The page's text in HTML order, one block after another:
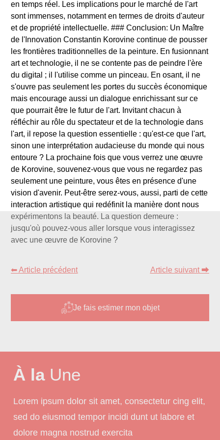
en temps réel. Les implications pour le marché de l'art
sont immenses, notamment en termes de droits d'auteur
et de propriété intellectuelle. ### Conclusion: Un Maître
de l'Innovation Constantin Korovine continue de pousser
les frontières traditionnelles de la peinture. En fusionnant
art et technologie, il ne se contente pas de peindre l'ère
du digital ; il l'utilise comme un pinceau. En osant, il ne
s'ouvre pas seulement les portes du succès économique
mais encourage aussi un dialogue enrichissant sur ce
que pourrait être le futur de l'art. Invitant chacun à
réfléchir au rôle du spectateur et de la technologie dans
l'art, il repose la question essentielle : qu'est-ce que l'art,
sinon une interprétation audacieuse du monde qui nous
entoure ? La prochaine fois que vous verrez une œuvre
de Korovine, souvenez-vous que vous ne regardez pas
seulement une peinture, vous êtes en présence d'une
vision d'avenir. Peut-être serez-vous, aussi, parti de cette
interaction artistique qui redéfinit la manière dont nous
expérimentons la beauté. La question demeure :
jusqu'où pouvez-vous aller lorsque vous interagissez
avec une œuvre de Korovine ?
⬅ Article précédent Article suivant ⮕
Je fais estimer mon objet
À laUne
Lorem ipsum dolor sit amet, consectetur cing elit,
sed do eiusmod tempor incidi dunt ut labore et
dolore magna nostrud exercita